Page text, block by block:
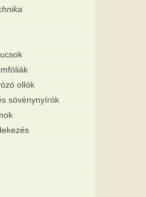
ollók
sövénynyírók